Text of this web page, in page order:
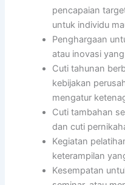
pencapaian
untuk individu
Penghargaan
atau inovasi
Cuti tahunan
kebijakan
mengatur
Cuti tambahan
dan cuti
Kegiatan
keterampilan
Kesempatan